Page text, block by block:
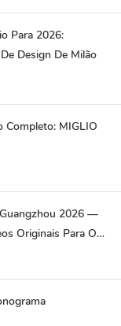
Para 2026:
Design De Milão
Completo: MIGLIO
2026 —
Originais Para O